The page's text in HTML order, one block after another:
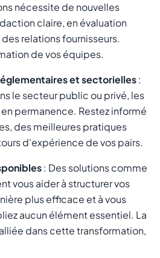
nécessite de nouvelles
claire, en évaluation
relations fournisseurs.
de vos équipes.
et sectorielles:
le secteur public ou privé, les
permanence. Restez informé
des meilleures pratiques
d'expérience de vos pairs.
: Des solutions comme
vous aider à structurer vos
plus efficace et à vous
aucun élément essentiel. La
dans cette transformation,